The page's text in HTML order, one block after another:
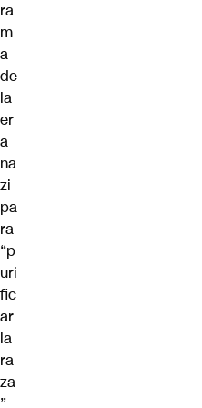
ra
m
a
de
la
er
a
na
zi
pa
ra
“p
uri
fic
ar
la
ra
za
”